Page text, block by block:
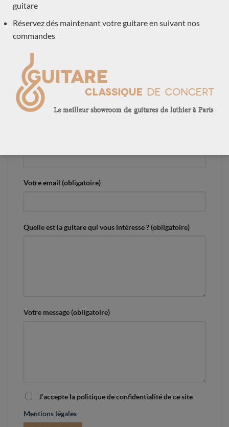
le formulaire ou appelez nous au 0684784569
Votre prénom (obligatoire)
Votre email (obligatoire)
Quelle est la guitare qui vous intéresse ? (obligatoire)
Votre message (obligatoire)
J’accepte la politique de confidentialité de ce site
Mentions légales
guitare
Réservez dés maintenant votre guitare en suivant nos
commandes